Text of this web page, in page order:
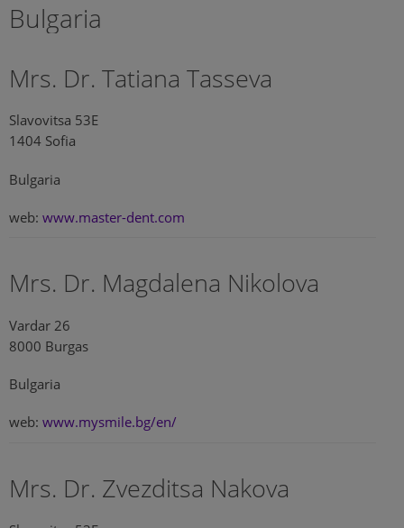
Bulgaria
Mrs. Dr. Tatiana Tasseva
Slavovitsa 53E
1404 Sofia
Bulgaria
web: www.master-dent.com
Mrs. Dr. Magdalena Nikolova
Vardar 26
8000 Burgas
Bulgaria
web: www.mysmile.bg/en/
Mrs. Dr. Zvezditsa Nakova